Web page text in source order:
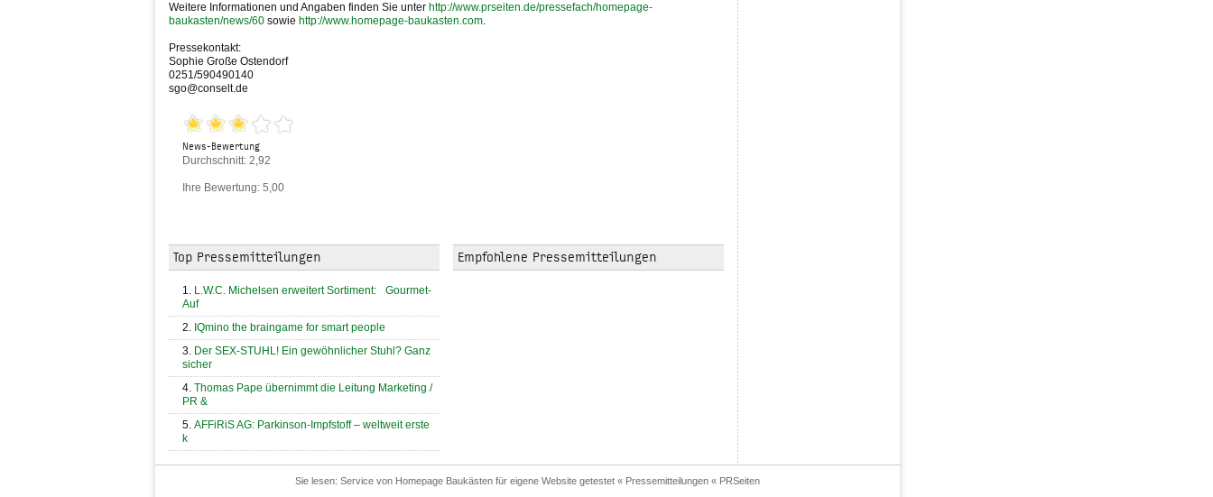
Weitere Informationen und Angaben finden Sie unter http://www.prseiten.de/pressefach/homepage-
baukasten/news/60 sowie http://www.homepage-baukasten.com.
Pressekontakt:
Sophie Große Ostendorf
0251/590490140
sgo@conselt.de
News-Bewertung
Durchschnitt: 2,92
Ihre Bewertung: 5,00
Top Pressemitteilungen
L.W.C. Michelsen erweitert Sortiment: Gourmet-
Auf
IQmino the braingame for smart people
Der SEX-STUHL! Ein gewöhnlicher Stuhl? Ganz
sicher
Thomas Pape übernimmt die Leitung Marketing /
PR &
AFFiRiS AG: Parkinson-Impfstoff – weltweit erste
k
Empfohlene Pressemitteilungen
Sie lesen: Service von Homepage Baukästen für eigene Website getestet « Pressemitteilungen « PRSeiten